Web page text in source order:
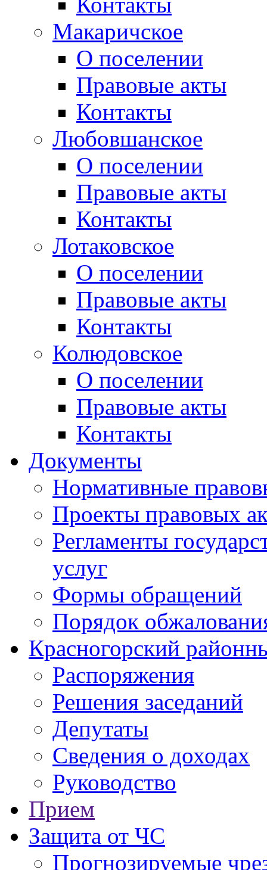
Макаричское
О поселении
Правовые акты
Контакты
Любовшанское
О поселении
Правовые акты
Контакты
Лотаковское
О поселении
Правовые акты
Контакты
Колюдовское
О поселении
Правовые акты
Контакты
Документы
Нормативные
Проекты правовых
Регламенты
услуг
Формы обращений
Порядок
Красногорский
Распоряжения
Решения заседаний
Депутаты
Сведения о доходах
Руководство
Прием
Защита от ЧС
Прогнозируемые